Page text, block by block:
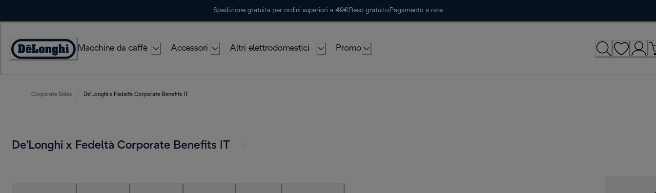
Spedizione gratuita per ordini superiori a 49€ Reso gratuito Pagamento a rate
Accessibility
Macchine da caffè Accessori Altri elettrodomestici Promo
Corporate Sales De'Longhi x Fedeltà Corporate Benefits IT
De'Longhi x Fedeltà Corporate Benefits IT